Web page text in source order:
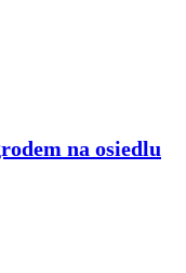
na osiedlu